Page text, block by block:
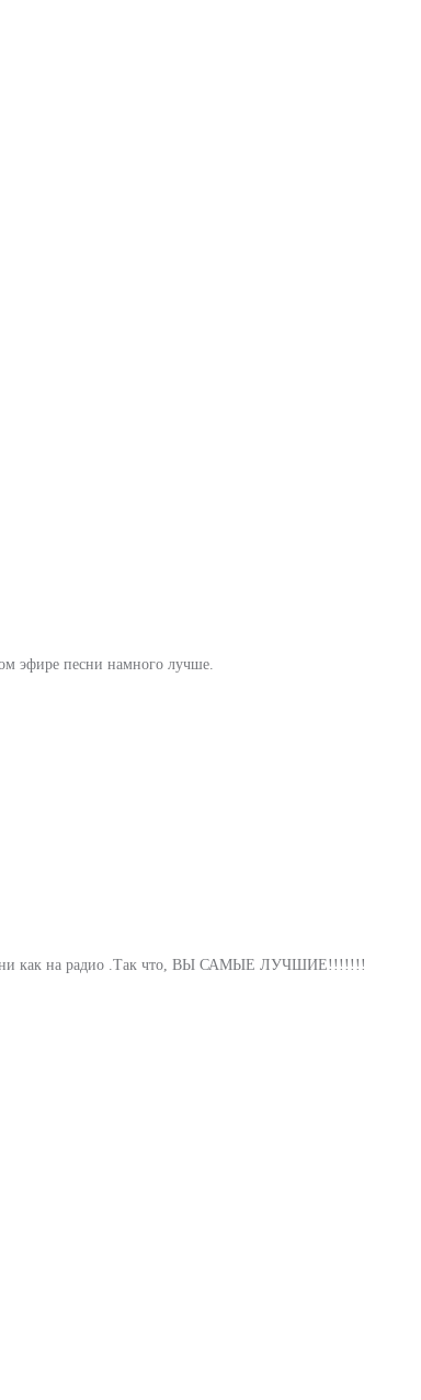
эфире песни намного лучше.
как на радио .Так что, ВЫ САМЫЕ ЛУЧШИЕ!!!!!!!